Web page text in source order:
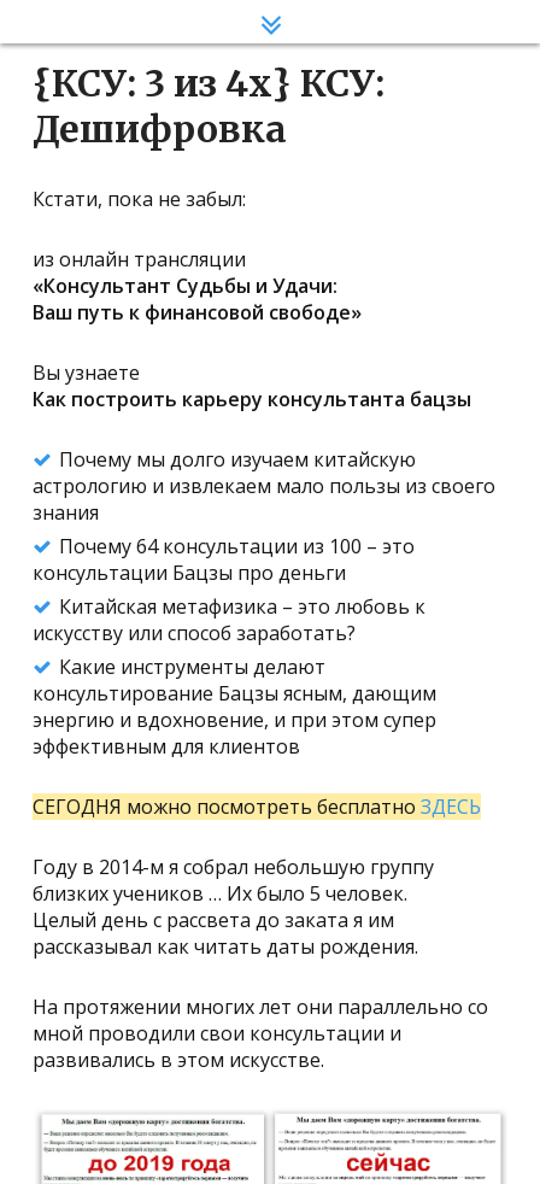
{КСУ: 3 из 4х} КСУ:
Дешифровка
Кстати, пока не забыл:
из онлайн трансляции
«Консультант Судьбы и Удачи:
Ваш путь к финансовой свободе»
Вы узнаете
Как построить карьеру консультанта бацзы
Почему мы долго изучаем китайскую
астрологию и извлекаем мало пользы из своего
знания
Почему 64 консультации из 100 – это
консультации Бацзы про деньги
Китайская метафизика – это любовь к
искусству или способ заработать?
Какие инструменты делают
консультирование Бацзы ясным, дающим
энергию и вдохновение, и при этом супер
эффективным для клиентов
СЕГОДНЯ можно посмотреть бесплатно ЗДЕСЬ
Году в 2014-м я собрал небольшую группу
близких учеников … Их было 5 человек.
Целый день с рассвета до заката я им
рассказывал как читать даты рождения.
На протяжении многих лет они параллельно со
мной проводили свои консультации и
развивались в этом искусстве.
Статья 1
Статья 2
Статья 3